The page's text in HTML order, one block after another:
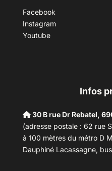
Facebook
Instagram
Youtube
Infos
30 B rue Dr Rebatel,
(adresse postale : 62 rue
à 100 mètres du métro D
Dauphiné Lacassagne,